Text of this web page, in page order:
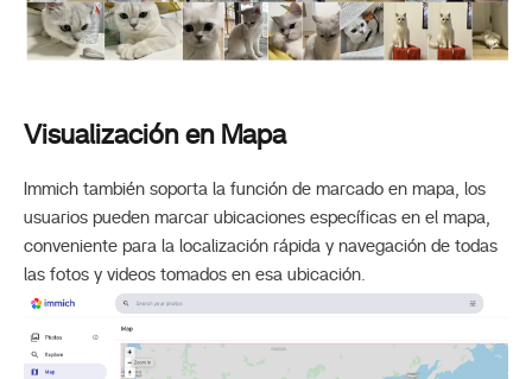
Visualización en Mapa
Immich también soporta la función de marcado en mapa, los
usuarios pueden marcar ubicaciones específicas en el mapa,
conveniente para la localización rápida y navegación de todas
las fotos y videos tomados en esa ubicación.